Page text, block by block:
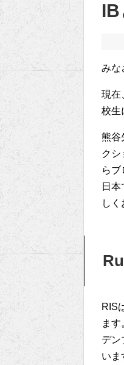
みな
現在
校生
熊谷
ク
らブ
日
しく
RIS
ま
デン
いま